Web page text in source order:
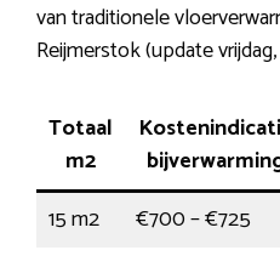
van traditionele
Reijmerstok (update
Totaal
m2
15 m2
€700 – €725